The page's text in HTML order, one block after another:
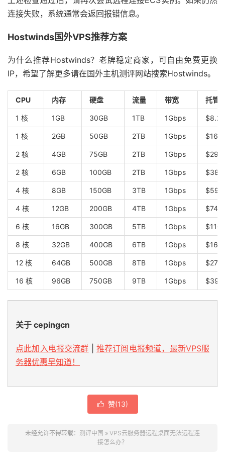
连接失败，系统通常会返回报错信息。
Hostwinds国外VPS推荐方案
为什么推荐Hostwinds？老牌稳定商家，可自由免费更换
IP，希望了解更多请在国外主机测评网站搜索Hostwinds。
CPU 内存 硬盘 流量 带宽 托管
1 核 1GB 30GB 1TB 1Gbps
1 核 2GB 50GB 2TB 1Gbps
2 核 4GB 75GB 2TB 1Gbps
2 核 6GB 100GB 2TB 1Gbps
4 核 8GB 150GB 3TB 1Gbps
4 核 12GB 200GB 4TB 1Gbps
6 核 16GB 300GB 5TB 1Gbps
8 核 32GB 400GB 6TB 1Gbps
12 核 64GB 500GB 8TB 1Gbps
16 核 96GB 750GB 9TB 1Gbps
关于 cepingcn
点此加入电报交流群
推荐订阅电报频道，最新VPS服
务器优惠早知道！
 赞(13)
未经允许不得转载： 测评中国 » VPS云服务器远程桌面无法远程连
接怎么办？